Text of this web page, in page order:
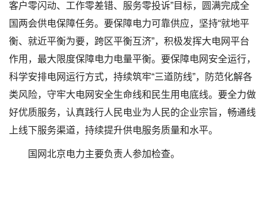
客户零闪动、工作零差错、服务零投诉”目标，圆满完成全
国两会供电保障任务。要保障电力可靠供应，坚持“就地平
衡、就近平衡为要，跨区平衡互济”，积极发挥大电网平台
作用，最大限度保障电力电量平衡。要保障电网安全运行，
科学安排电网运行方式，持续筑牢“三道防线”，防范化解各
类风险，守牢大电网安全生命线和民生用电底线。要全力做
好优质服务，认真践行人民电业为人民的企业宗旨，畅通线
上线下服务渠道，持续提升供电服务质量和水平。
国网北京电力主要负责人参加检查。